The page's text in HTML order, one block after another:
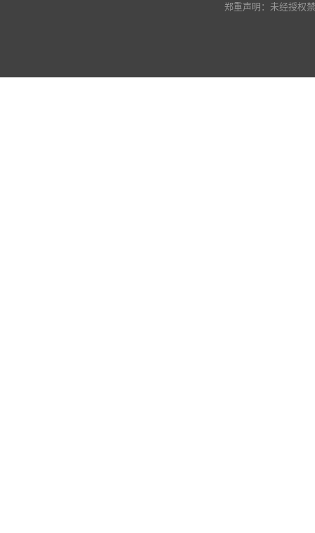
郑重声明：未经授权